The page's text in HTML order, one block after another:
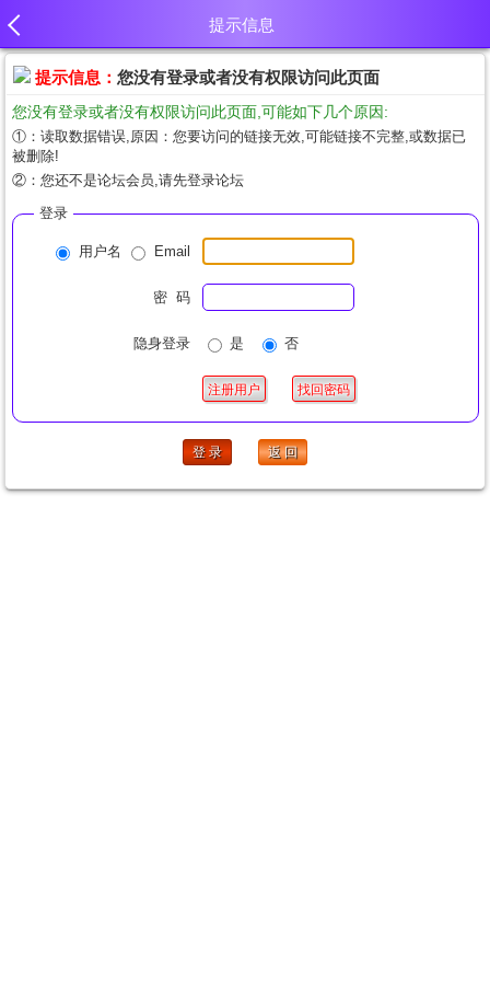
提示信息
提示信息： 您没有登录或者没有权限访问此页面
您没有登录或者没有权限访问此页面,可能如下几个原因:
①：读取数据错误,原因：您要访问的链接无效,可能链接不完整,或数据已
被删除!
②：您还不是论坛会员,请先登录论坛
登录
用户名 Email
密 码
隐身登录 是 否